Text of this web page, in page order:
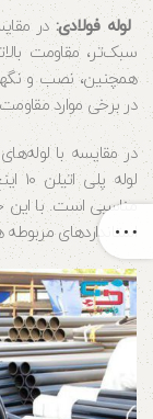
لوله فولادی:
سبک‌تر، مقاومت
همچنین، نصب و
در برخی موارد
در مقایسه با
مناسبی است. با این
استانداردهای